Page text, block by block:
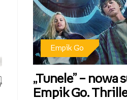
Empik Go
„Tunele” –
Empik Go.